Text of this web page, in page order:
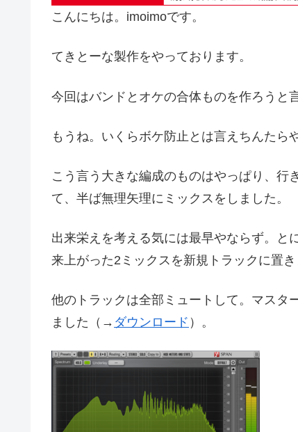
こんにちは。imoimoです。
てきとーな製作をやっております。
今回はバンドとオケの合体ものを作ろうと
もうね。いくらボケ防止とは言えちんたら
こう言う大きな編成のものはやっぱり、行
て、半ば無理矢理にミックスをしました。
出来栄えを考える気には最早やならず。と
来上がった2ミックスを新規トラックに置き
他のトラックは全部ミュートして。マスタ
ました（→ ダウンロード ）。